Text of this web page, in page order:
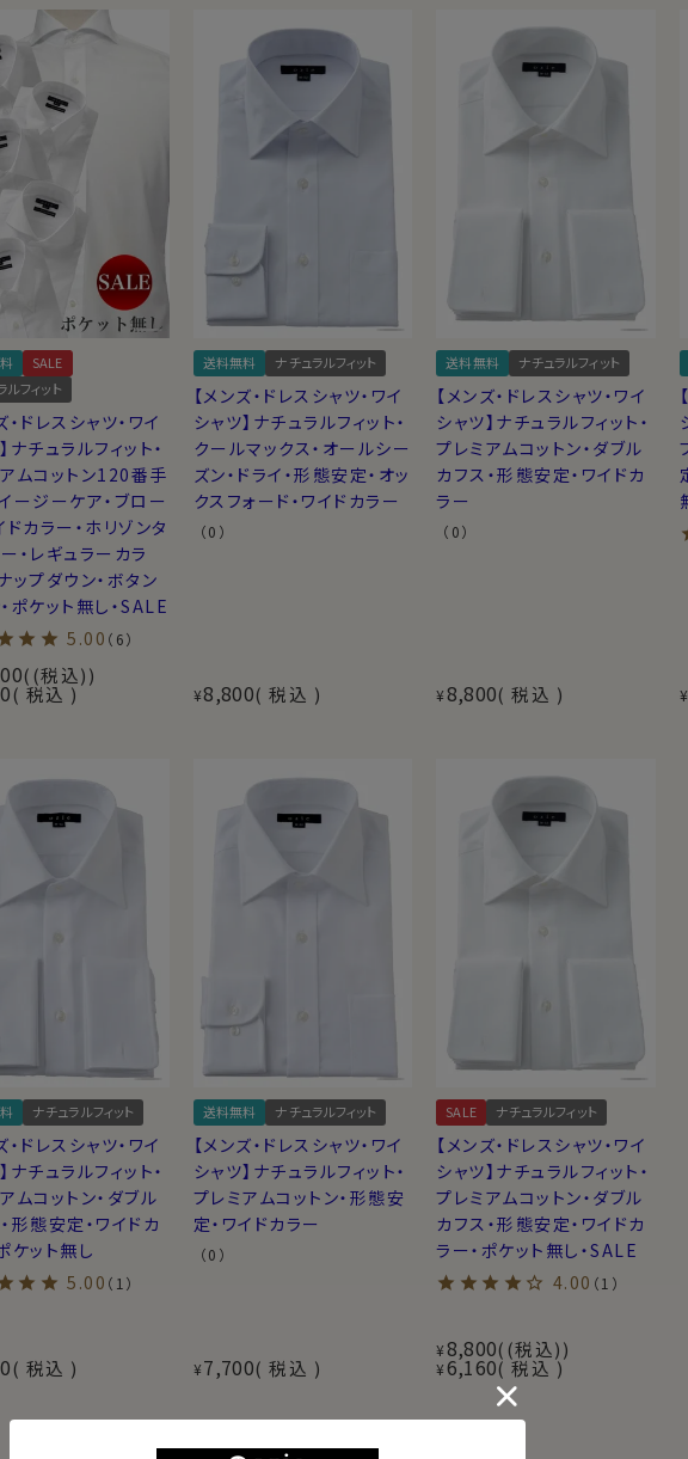
SALE
ルフィット
・ドレスシャツ・ワイ
ナチュラルフィット・
ムコットン120番手
ージーケア・ブロー
ドカラー・ホリゾンタ
・レギュラーカラ
ップダウン・ボタン
ポケット無し・SALE
5.00 （6）
(税込)
税込
送料無料 ナチュラルフィット
【メンズ・ドレスシャツ・ワイ
シャツ】ナチュラルフィット・
クールマックス・オールシー
ズン・ドライ・形態安定・オッ
クスフォード・ワイドカラー
（0）
¥8,800 税込
送料無料 ナチュラルフィット
【メンズ・ドレスシャツ・ワイ
シャツ】ナチュラルフィット・
プレミアムコットン・ダブル
カフス・形態安定・ワイドカ
ラー
（0）
¥8,800 税込 ¥
ナチュラルフィット
・ドレスシャツ・ワイ
ナチュラルフィット・
ムコットン・ダブル
形態安定・ワイドカ
ケット無し
5.00 （1）
税込
送料無料 ナチュラルフィット
【メンズ・ドレスシャツ・ワイ
シャツ】ナチュラルフィット・
プレミアムコットン・形態安
定・ワイドカラー
（0）
¥7,700 税込
SALE ナチュラルフィット
【メンズ・ドレスシャツ・ワイ
シャツ】ナチュラルフィット・
プレミアムコットン・ダブル
カフス・形態安定・ワイドカ
ラー・ポケット無し・SALE
4.00 （1）
¥8,800 (税込)
¥6,160 税込